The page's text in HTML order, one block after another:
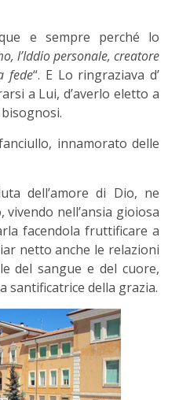
e sempre perché lo
l’Iddio personale, creatore
fede“. E Lo ringraziava d’
a Lui, d’averlo eletto a
innamorato delle
dell’amore di Dio, ne
nell’ansia gioiosa
facendola fruttificare a
netto anche le relazioni
del sangue e del cuore,
santificatrice della grazia.